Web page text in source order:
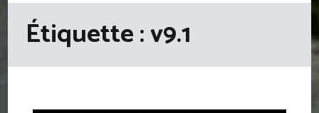
Étiquette :v9.1